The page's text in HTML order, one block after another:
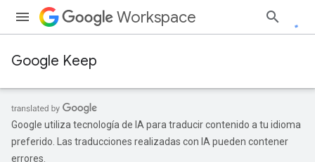
Workspace
Google Keep
Google utiliza tecnología de IA para traducir contenido a tu idioma
preferido. Las traducciones realizadas con IA pueden contener
errores.